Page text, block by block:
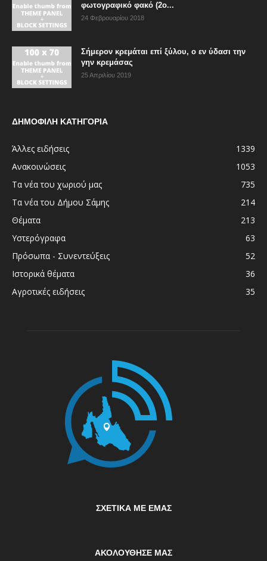
φωτογραφικό φακό (2ο...
24 Φεβρουαρίου 2018
Σήμερον κρεμάται επί ξύλου, ο εν ύδασι την
γην κρεμάσας
25 Απριλίου 2019
ΔΗΜΟΦΙΛΗ ΚΑΤΗΓΟΡΙΑ
Άλλες ειδήσεις
1339
Ανακοινώσεις
1053
Τα νέα του χωριού μας
735
Τα νέα του Δήμου Σάμης
214
Θέματα
213
Υστερόγραφα
63
Πρόσωπα - Συνεντεύξεις
52
Ιστορικά θέματα
36
Αγροτικές ειδήσεις
35
ΣΧΕΤΙΚΆ ΜΕ ΕΜΆΣ
ΑΚΟΛΟΥΘΗΣΕ ΜΑΣ